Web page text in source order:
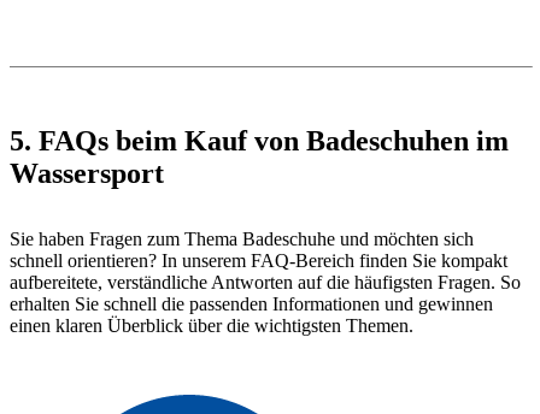
5. FAQs beim Kauf von Badeschuhen im
Wassersport
Sie haben Fragen zum Thema Badeschuhe und möchten sich
schnell orientieren? In unserem FAQ-Bereich finden Sie kompakt
aufbereitete, verständliche Antworten auf die häufigsten Fragen. So
erhalten Sie schnell die passenden Informationen und gewinnen
einen klaren Überblick über die wichtigsten Themen.